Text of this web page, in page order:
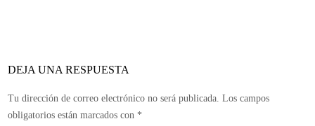
DEJA UNA RESPUESTA
Tu dirección de correo electrónico no será publicada. Los campos
obligatorios están marcados con *